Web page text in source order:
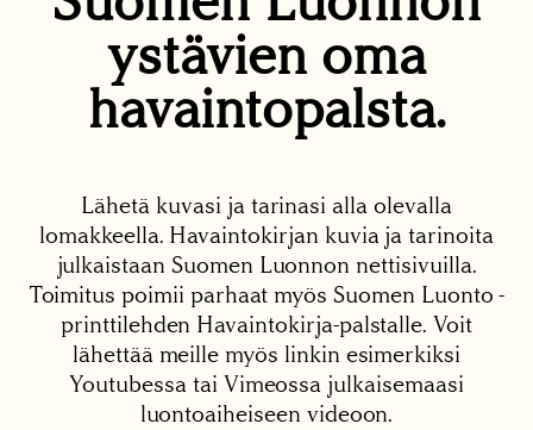
ystävien oma
havaintopalsta.
Lähetä kuvasi ja tarinasi alla olevalla
lomakkeella. Havaintokirjan kuvia ja tarinoita
julkaistaan Suomen Luonnon nettisivuilla.
Toimitus poimii parhaat myös Suomen Luonto -
printtilehden Havaintokirja-palstalle. Voit
lähettää meille myös linkin esimerkiksi
Youtubessa tai Vimeossa julkaisemaasi
luontoaiheiseen videoon.